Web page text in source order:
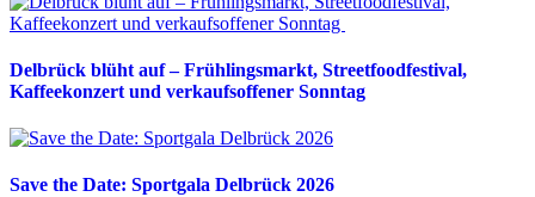
Delbrück blüht auf – Frühlingsmarkt, Streetfoodfestival,
Kaffeekonzert und verkaufsoffener Sonntag
Save the Date: Sportgala Delbrück 2026